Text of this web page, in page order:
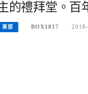
的禮拜堂。百
東部 BOX1817